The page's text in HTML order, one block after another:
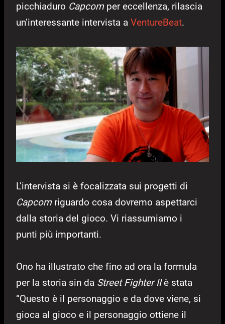
picchiaduro Capcomper eccellenza, rilascia
un’interessante intervista a VentureBeat.
L’intervista si è focalizzata sui progetti di
Capcomriguardo cosa dovremo aspettarci
dalla storia del gioco. Vi riassumiamo i
punti più importanti.
Ono ha illustrato che fino ad ora la formula
per la storia sin da Street Fighter IIè stata
“Questo è il personaggio e da dove viene, si
gioca al gioco e il personaggio ottiene il